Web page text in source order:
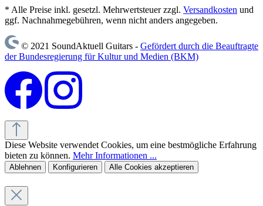
* Alle Preise inkl. gesetzl. Mehrwertsteuer zzgl. Versandkosten und
ggf. Nachnahmegebühren, wenn nicht anders angegeben.
© 2021 SoundAktuell Guitars - Gefördert durch die Beauftragte
der Bundesregierung für Kultur und Medien (BKM)
Diese Website verwendet Cookies, um eine bestmögliche Erfahrung
bieten zu können. Mehr Informationen ...
Ablehnen Konfigurieren Alle Cookies akzeptieren